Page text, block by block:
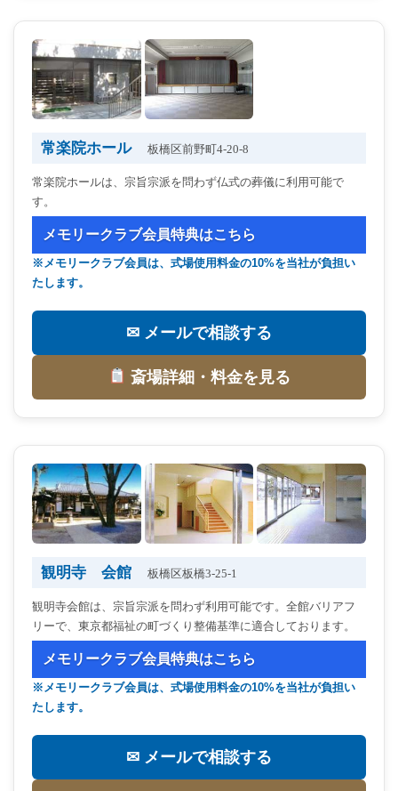
常楽院ホール 板橋区前野町4-20-8
常楽院ホールは、宗旨宗派を問わず仏式の葬儀に利用可能で
す。
メモリークラブ会員特典はこちら
※メモリークラブ会員は、式場使用料金の10%を当社が負担い
たします。
✉ メールで相談する
斎場詳細・料金を見る
観明寺 会館 板橋区板橋3-25-1
観明寺会館は、宗旨宗派を問わず利用可能です。全館バリアフ
リーで、東京都福祉の町づくり整備基準に適合しております。
メモリークラブ会員特典はこちら
※メモリークラブ会員は、式場使用料金の10%を当社が負担い
たします。
✉ メールで相談する